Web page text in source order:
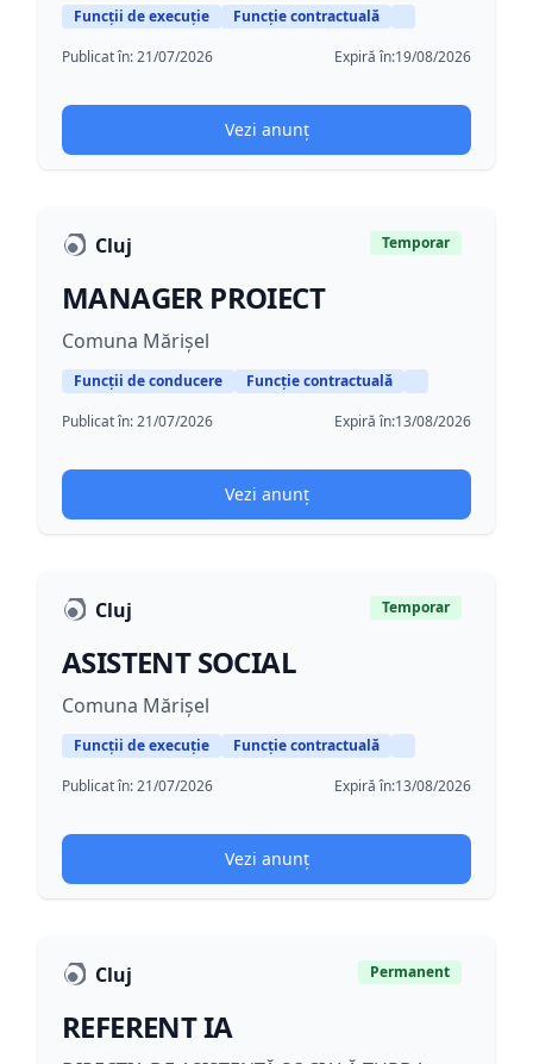
Funcții de execuție
Funcție contractuală
Publicat în:21/07/2026 Expiră în:19/08/2026
Vezi anunț
Cluj Temporar
MANAGER PROIECT
Comuna Mărișel
Funcții de conducere
Funcție contractuală
Publicat în:21/07/2026 Expiră în:13/08/2026
Vezi anunț
Cluj Temporar
ASISTENT SOCIAL
Comuna Mărișel
Funcții de execuție
Funcție contractuală
Publicat în:21/07/2026 Expiră în:13/08/2026
Vezi anunț
Cluj Permanent
REFERENT IA